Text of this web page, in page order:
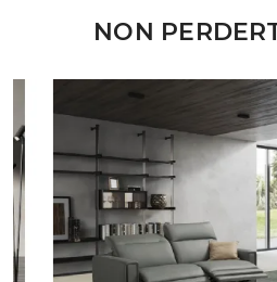
NON